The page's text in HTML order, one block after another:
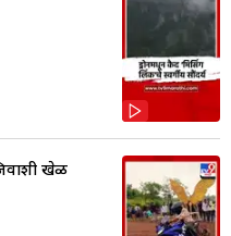
खेळ